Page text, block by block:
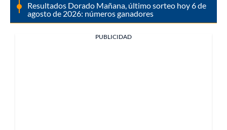
Resultados Dorado Mañana, último sorteo hoy 6 de
agosto de 2026: números ganadores
PUBLICIDAD